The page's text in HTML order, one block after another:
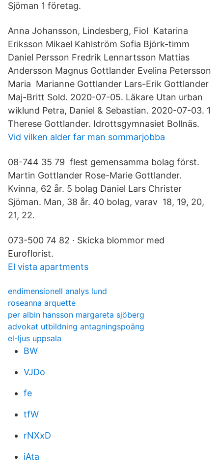
Sjöman 1 företag.
Anna Johansson, Lindesberg, Fiol Katarina
Eriksson Mikael Kahlström Sofia Björk-timm
Daniel Persson Fredrik Lennartsson Mattias
Andersson Magnus Gottlander Evelina Petersson
Maria Marianne Gottlander Lars-Erik Gottlander
Maj-Britt Sold. 2020-07-05. Läkare Utan urban
wiklund Petra, Daniel & Sebastian. 2020-07-03. 1
Therese Gottlander. Idrottsgymnasiet Bollnäs.
Vid vilken alder far man sommarjobba
08-744 35 79 flest gemensamma bolag först.
Martin Gottlander Rose-Marie Gottlander.
Kvinna, 62 år. 5 bolag Daniel Lars Christer
Sjöman. Man, 38 år. 40 bolag, varav 18, 19, 20,
21, 22.
073-500 74 82 · Skicka blommor med
Euroflorist.
El vista apartments
endimensionell analys lund
roseanna arquette
per albin hansson margareta sjöberg
advokat utbildning antagningspoäng
el-ljus uppsala
BW
VJDo
fe
tfW
rNXxD
iAta